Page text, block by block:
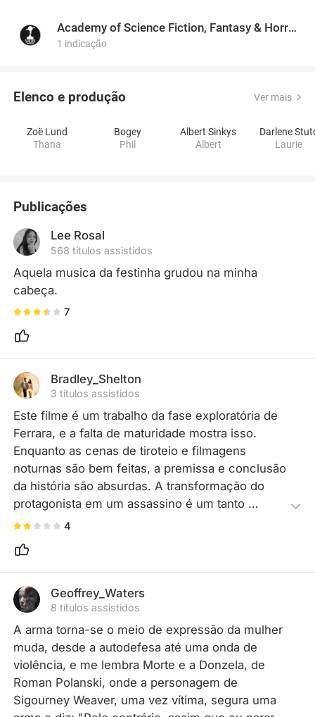
Academy of Science Fiction, Fantasy & Horror Films, USA
1 indicação
Elenco e produção Ver mais
Zoë Lund
Thana
Bogey
Phil
Albert Sinkys
Albert
Darlene
Laurie
Publicações
Lee Rosal
568 títulos assistidos
Aquela musica da festinha grudou na minha
cabeça.
7
Bradley_Shelton
3 títulos assistidos
Este filme é um trabalho da fase exploratória de
Ferrara, e a falta de maturidade mostra isso.
Enquanto as cenas de tiroteio e filmagens
noturnas são bem feitas, a premissa e conclusão
da história são absurdas. A transformação do
protagonista em um assassino é um tanto
forçada, servindo violência por causa da
vergonhosamente ruim.
4
Geoffrey_Waters
8 títulos assistidos
A arma torna-se o meio de expressão da mulher
muda, desde a autodefesa até uma onda de
violência, e me lembra Morte e a Donzela, de
Roman Polanski, onde a personagem de
Sigourney Weaver, uma vez vítima, segura uma